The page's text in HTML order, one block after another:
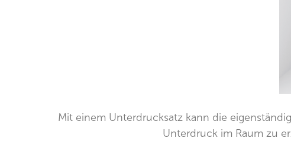
Mit einem Unterdrucksatz kann die
Unterdruck im Raum zu